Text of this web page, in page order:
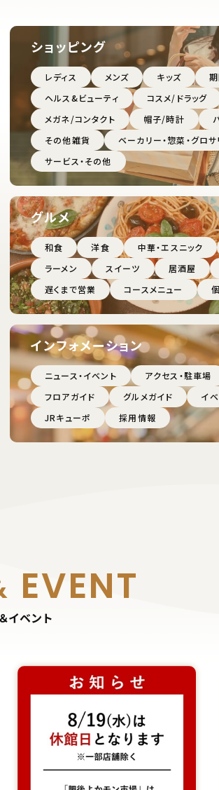
ショッピング
レディス メンズ キッズ
ヘルス&ビューティ
コスメ/ドラッグ
メガネ/コンタクト
帽子/時計
その他雑貨
ベーカリー・惣菜・グロサ
サービス・その他
グルメ
和食 洋食 中華・エスニック
ラーメン
スイーツ 居酒屋
遅くまで営業
コースメニュー
インフォメーション
ニュース・イベント アクセス・駐車場
フロアガイド
グルメガイド イ
JRキューポ
採用情報
EVENT
イベント